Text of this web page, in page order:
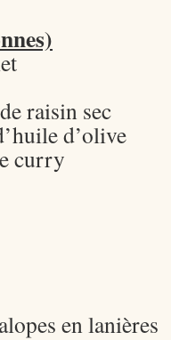
raisin sec
d’olive
curry
en lanières